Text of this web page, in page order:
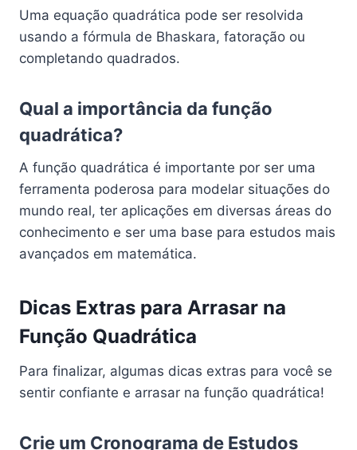
Uma equação quadrática pode ser resolvida
usando a fórmula de Bhaskara, fatoração ou
completando quadrados.
Qual a importância da função
quadrática?
A função quadrática é importante por ser uma
ferramenta poderosa para modelar situações do
mundo real, ter aplicações em diversas áreas do
conhecimento e ser uma base para estudos mais
avançados em matemática.
Dicas Extras para Arrasar na
Função Quadrática
Para finalizar, algumas dicas extras para você se
sentir confiante e arrasar na função quadrática!
Crie um Cronograma de Estudos